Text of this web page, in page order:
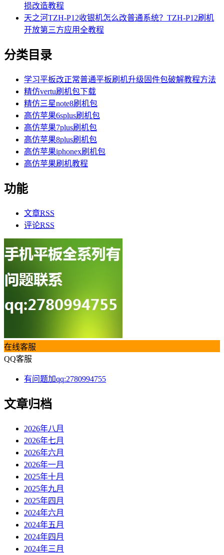
损改造教程
天之河TZH-P12收银机怎么改普通系统？TZH-P12刷机
开放第三方应用全教程
分类目录
学习平板改正常普通平板刷机升级固件包破解教程方法
精仿vertu刷机包下载
精仿三星note8刷机包
高仿苹果6splus刷机包
高仿苹果7plus刷机包
高仿苹果8plus刷机包
高仿苹果iphonex刷机包
高仿苹果刷机教程
功能
文章RSS
评论RSS
在线客服
QQ客服
有问题加qq:2780994755
文章归档
2026年八月
2026年七月
2026年六月
2026年一月
2025年十月
2025年九月
2025年四月
2024年六月
2024年五月
2024年四月
2024年三月